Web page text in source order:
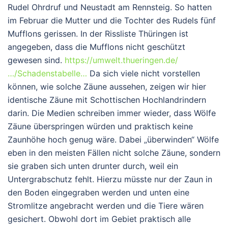
Rudel Ohrdruf und Neustadt am Rennsteig. So hatten
im Februar die Mutter und die Tochter des Rudels fünf
Mufflons gerissen. In der Rissliste Thüringen ist
angegeben, dass die Mufflons nicht geschützt
gewesen sind. https://umwelt.thueringen.de/
…/Schadenstabelle… Da sich viele nicht vorstellen
können, wie solche Zäune aussehen, zeigen wir hier
identische Zäune mit Schottischen Hochlandrindern
darin. Die Medien schreiben immer wieder, dass Wölfe
Zäune überspringen würden und praktisch keine
Zaunhöhe hoch genug wäre. Dabei „überwinden“ Wölfe
eben in den meisten Fällen nicht solche Zäune, sondern
sie graben sich unten drunter durch, weil ein
Untergrabschutz fehlt. Hierzu müsste nur der Zaun in
den Boden eingegraben werden und unten eine
Stromlitze angebracht werden und die Tiere wären
gesichert. Obwohl dort im Gebiet praktisch alle